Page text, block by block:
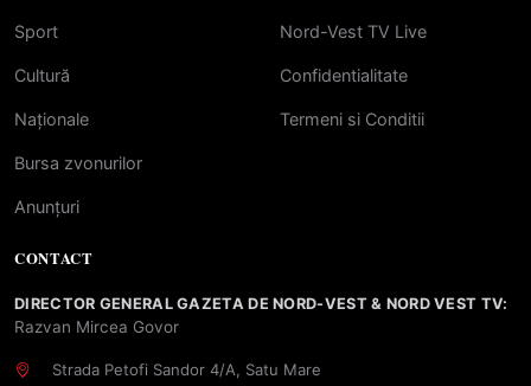
Sport
Cultură
Naționale
Bursa zvonurilor
Anunțuri
Nord-Vest TV Live
Confidentialitate
Termeni si Conditii
CONTACT
DIRECTOR GENERAL GAZETA DE NORD-VEST & NORD VEST TV:
Razvan Mircea Govor
Strada Petofi Sandor 4/A, Satu Mare